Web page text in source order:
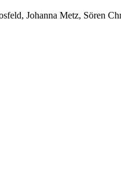
Johanna Metz, Sören